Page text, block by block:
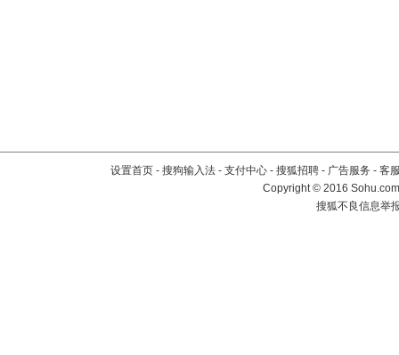
设置首页 - 搜狗输入法 - 支付中心 - 搜狐招聘 - 广告服务 - 客
Copyright©2016
搜狐不良信息举